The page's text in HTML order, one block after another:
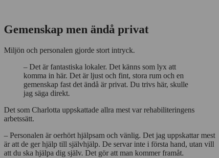
Gemenskap men ändå privat
Miljön och personalen gjorde stort intryck.
– Det är fantastiska lokaler. Det känns som lyx att
komma in här. Det är ljust och fint, stora rum och en
gemenskap fast det ändå är privat. Du trivs här, skulle
jag säga direkt.
Det som Charlotta uppskattade allra mest var rehabiliteringens
arbetssätt.
– Personalen är oerhört hjälpsam och vänlig. Det jag uppskattar mest
är att de ger hjälp till självhjälp. De servar inte i första hand, utan vill
att du ska hjälpa dig själv. Det gör att man kommer framåt.